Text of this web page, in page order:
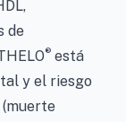
de
® está
y el riesgo